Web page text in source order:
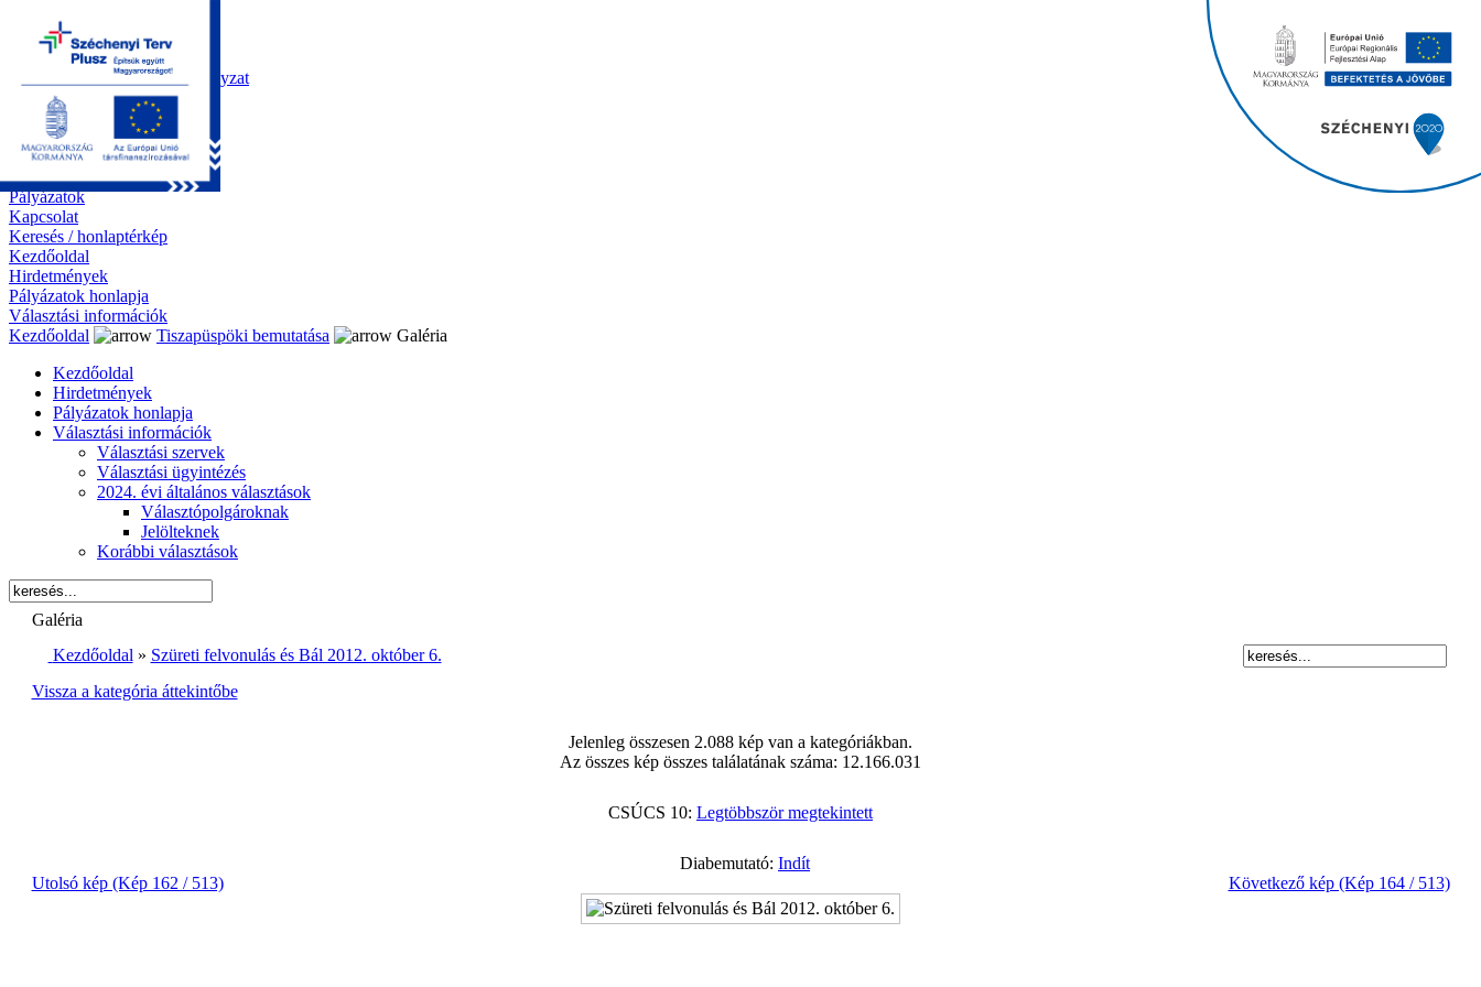
Kezdőoldal
Önkormányzat
Polgármesteri Hivatal
Roma Nemzetiségi Önkormányzat
Elektronikus ügyintézés
Közérdekű információk
Tiszapüspöki bemutatása
Galéria
Díjazottaink
Pályázatok
Kapcsolat
Keresés / honlaptérkép
Kezdőoldal
Hirdetmények
Pályázatok honlapja
Választási információk
Kezdőoldal
Tiszapüspöki bemutatása
Galéria
Kezdőoldal
Hirdetmények
Pályázatok honlapja
Választási információk
Választási szervek
Választási ügyintézés
2024. évi általános választások
Választópolgároknak
Jelölteknek
Korábbi választások
Galéria
Kezdőoldal » Szüreti felvonulás és Bál 2012. október 6.
Vissza a kategória áttekintőbe
Jelenleg összesen 2.088 kép van a kategóriákban.
Az összes kép összes találatának száma: 12.166.031
CSÚCS 10: Legtöbbször megtekintett
Diabemutató: Indít
Utolsó kép (Kép 162 / 513)
Következő kép (Kép 164 / 513)